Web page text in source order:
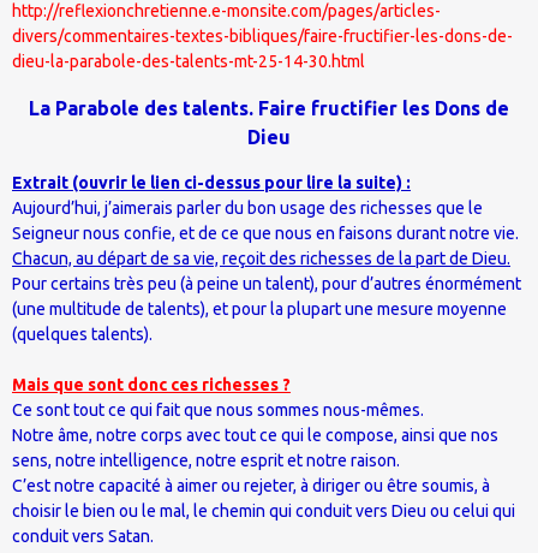
http://reflexionchretienne.e-monsite.com/pages/articles-
divers/commentaires-textes-bibliques/faire-fructifier-les-dons-de-
dieu-la-parabole-des-talents-mt-25-14-30.html
La Parabole des talents. Faire fructifier les Dons de
Dieu
Extrait (ouvrir le lien ci-dessus pour lire la suite) :
Aujourd’hui, j’aimerais parler du bon usage des richesses que le
Seigneur nous confie, et de ce que nous en faisons durant notre vie.
Chacun, au départ de sa vie, reçoit des richesses de la part de Dieu.
Pour certains très peu (à peine un talent), pour d’autres énormément
(une multitude de talents), et pour la plupart une mesure moyenne
(quelques talents).
Mais que sont donc ces richesses ?
Ce sont tout ce qui fait que nous sommes nous-mêmes.
Notre âme, notre corps avec tout ce qui le compose, ainsi que nos
sens, notre intelligence, notre esprit et notre raison.
C’est notre capacité à aimer ou rejeter, à diriger ou être soumis, à
choisir le bien ou le mal, le chemin qui conduit vers Dieu ou celui qui
conduit vers Satan.